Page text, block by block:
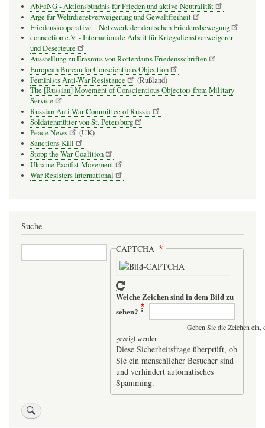
AbFaNG - Aktionsbündnis für Frieden und aktive Neutralität
Arge für Wehrdienstverweigerung und Gewaltfreiheit
Friedenskooperative _ Netzwerk der deutschen Friedensbewegung
connection e.V. - Inter­na­tio­nale Arbeit für Kriegs­dienst­ver­wei­gerer
und Deser­teure
Ausstellung zu Erasmus von Rotterdams Friedensschriften
European Bureau for Conscientious Objection
Feminists Anti-War Resistance
(Rußland)
The [Russian] Movement of Conscientious Objectors from Military
Service
Russian Anti War Committee of Russia
Soldatenmütter von St. Petersburg
Peace News
(UK)
Sanctions Kill
Stopp the War Coalition
Ukraine Pacifist Movement
War Resisters International
Suche
Suche CAPTCHA
Welche Zeichen sind in dem Bild zu
sehen?
Geben Sie die Zeichen
gezeigt werden.
Diese Sicherheitsfrage überprüft, ob
Sie ein menschlicher Besucher sind
und verhindert automatisches
Spamming.